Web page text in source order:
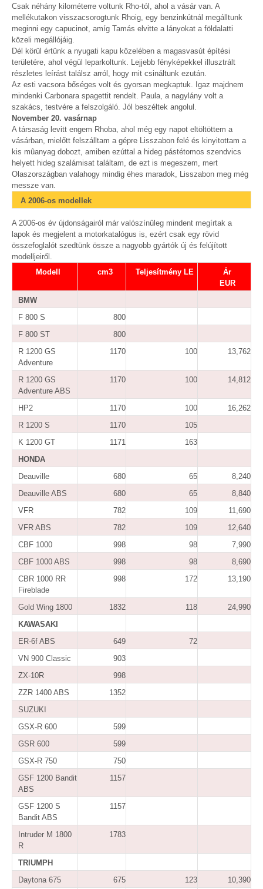
Csak néhány kilométerre voltunk Rho-tól, ahol a vásár van. A
mellékutakon visszacsorogtunk Rhoig, egy benzinkútnál megálltunk
meginni egy capucinot, amíg Tamás elvitte a lányokat a földalatti
közeli megállójáig.
Dél körül értünk a nyugati kapu közelében a magasvasút építési
területére, ahol végül leparkoltunk. Lejjebb fényképekkel illusztrált
részletes leírást találsz arról, hogy mit csináltunk ezután.
Az esti vacsora bőséges volt és gyorsan megkaptuk. Igaz majdnem
mindenki Carbonara spagettit rendelt. Paula, a nagylány volt a
szakács, testvére a felszolgáló. Jól beszéltek angolul.
November 20. vasárnap
A társaság levitt engem Rhoba, ahol még egy napot eltöltöttem a
vásárban, mielőtt felszálltam a gépre Lisszabon felé és kinyitottam a
kis mûanyag dobozt, amiben ezúttal a hideg pástétomos szendvics
helyett hideg szalámisat találtam, de ezt is megeszem, mert
Olaszországban valahogy mindig éhes maradok, Lisszabon meg még
messze van.
A 2006-os modellek
A 2006-os év újdonságairól már valószínûleg mindent megírtak a
lapok és megjelent a motorkatalógus is, ezért csak egy rövid
összefoglalót szedtünk össze a nagyobb gyártók új és felújított
modelljeiről.
Modell
cm3 Teljesítmény LE
Ár
EUR
BMW
F 800 S
800
F 800 ST
800
R 1200 GS
Adventure
1170 100 13,762
R 1200 GS
Adventure ABS
1170 100 14,812
HP2 1170 100
16,262
R 1200 S
1170
105
K 1200 GT
1171
163
HONDA
Deauville
680 65
8,240
Deauville ABS
680 65
8,840
VFR
782 109
11,690
VFR ABS
782 109
12,640
CBF 1000
998 98
7,990
CBF 1000 ABS
998 98
8,690
CBR 1000 RR
Fireblade
998 172 13,190
Gold Wing 1800 1832 118
24,990
KAWASAKI
ER-6f ABS
649
72
VN 900 Classic
903
ZX-10R
998
ZZR 1400 ABS
1352
SUZUKI
GSX-R 600
599
GSR 600
599
GSX-R 750
750
GSF 1200 Bandit
ABS
1157
GSF 1200 S
Bandit ABS
1157
Intruder M 1800
R
1783
TRIUMPH
Daytona 675
675 123 10,390